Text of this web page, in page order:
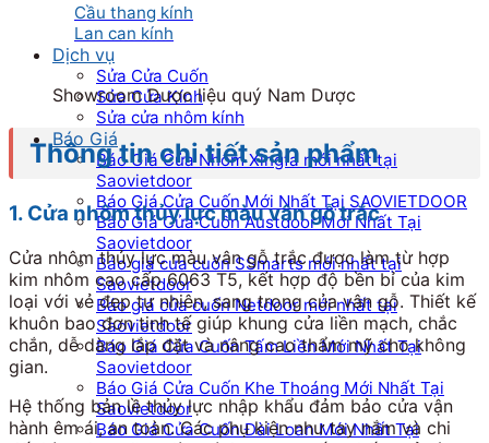
Cầu thang kính
Lan can kính
Dịch vụ
Sửa Cửa Cuốn
Sửa Cửa Kính
Sửa cửa nhôm kính
Báo Giá
Báo Giá Cửa Nhôm Xingfa mới nhất tại
Saovietdoor
Báo Giá Cửa Cuốn Mới Nhất Tại SAOVIETDOOR
Báo Giá Cửa Cuốn Austdoor Mới Nhất Tại
Saovietdoor
Báo giá cửa cuốn SSmarts mới nhất tại
Saovietdoor
Báo giá cửa cuốn Netdoor mới nhất tại
Saovietdoor
Báo Giá Cửa Cuốn Tấm Liền Mới Nhất Tại
Saovietdoor
Báo Giá Cửa Cuốn Khe Thoáng Mới Nhất Tại
Saovietdoor
Báo Giá Cửa Cuốn Đài Loan Mới Nhất Tại
Showroom Dược liệu quý Nam Dược
Thông tin chi tiết sản phẩm
1. Cửa nhôm thủy lực màu vân gỗ trắc
Cửa nhôm thủy lực màu vân gỗ trắc được làm từ hợp
kim nhôm cao cấp 6063 T5, kết hợp độ bền bỉ của kim
loại với vẻ đẹp tự nhiên, sang trọng của vân gỗ. Thiết kế
khuôn bao đơn tinh tế giúp khung cửa liền mạch, chắc
chắn, dễ dàng lắp đặt và nâng cao thẩm mỹ cho không
gian.
Hệ thống bản lề thủy lực nhập khẩu đảm bảo cửa vận
hành êm ái, an toàn. Các phụ kiện như tay nắm và chi